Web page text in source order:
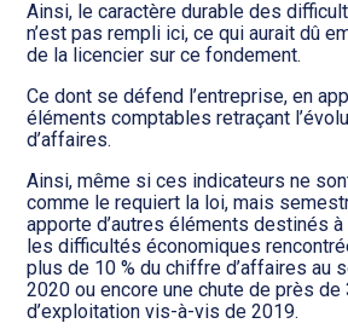
Ainsi, le caractère durable des
n’est pas rempli ici, ce qui aurait dû
de la licencier sur ce fondement.
Ce dont se défend l’entreprise, en
éléments comptables retraçant
d’affaires.
Ainsi, même si ces indicateurs ne
comme le requiert la loi, mais
apporte d’autres éléments destinés
les difficultés économiques
plus de 10 % du chiffre d’affaires au
2020 ou encore une chute de près de
d’exploitation vis-à-vis de 2019.